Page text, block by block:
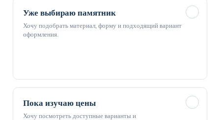
Уже выбираю памятник
Хочу подобрать материал, форму и подходящий вариант
оформления.
Пока изучаю цены
Хочу посмотреть доступные варианты и